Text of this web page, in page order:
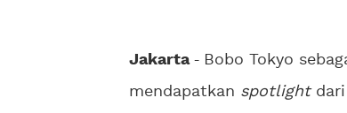
Jakarta- Bobo Tokyo
mendapatkan spotlightdari